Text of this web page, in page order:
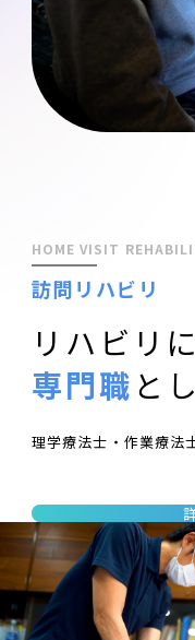
HOME VISIT
訪問リハビリ
リハビリ
専門職 と
理学療法士・作業療法